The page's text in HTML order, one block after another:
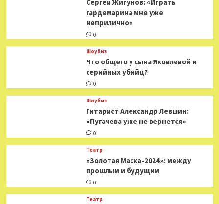
Сергей Жигунов: «Играть
гардемарина мне уже
неприлично»
0
Шоубиз
Что общего у сына Яковлевой и
серийных убийц?
0
Шоубиз
Гитарист Александр Левшин:
«Пугачева уже не вернется»
0
Театр
«Золотая Маска-2024»: между
прошлым и будущим
0
Театр